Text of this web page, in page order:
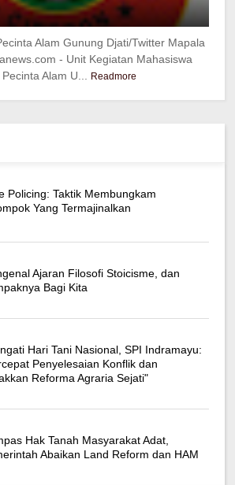
Alam Gunung Djati/Twitter Mapala
- Unit Kegiatan Mahasiswa
Alam U...
Readmore
Policing: Taktik Membungkam
Yang Termajinalkan
Ajaran Filosofi Stoicisme, dan
Bagi Kita
Hari Tani Nasional, SPI Indramayu:
Penyelesaian Konflik dan
Reforma Agraria Sejati"
Hak Tanah Masyarakat Adat,
Abaikan Land Reform dan HAM